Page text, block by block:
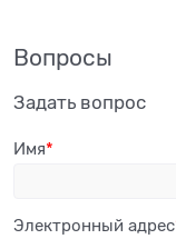
Вопросы
Задать вопрос
Имя
Электронный адрес